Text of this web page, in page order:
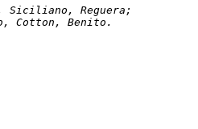
Siciliano, Reguera;
Cotton, Benito.